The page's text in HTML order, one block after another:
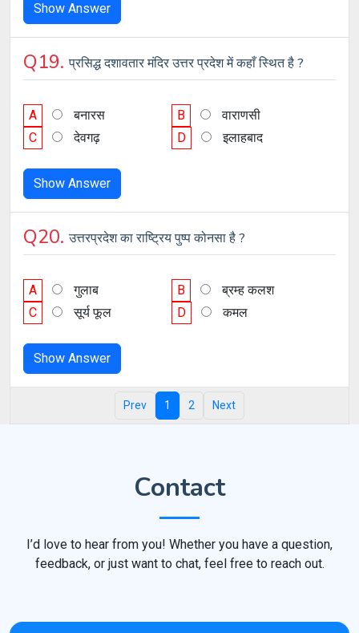
Show Answer
Q19.प्रसिद्ध दशावतार मंदिर उत्तर प्रदेश में कहाँ स्थित है ?
A बनारस B
वाराणसी
C
देवगढ़ D इलाहबाद
Show Answer
Q20.उत्तरप्रदेश का राष्ट्रिय पुष्प कोनसा है ?
A गुलाब B
ब्रम्ह कलश
C
सूर्य फूल D कमल
Show Answer
Prev 1 2 Next
Contact
I’d love to hear from you! Whether you have a question,
feedback, or just want to chat, feel free to reach out.